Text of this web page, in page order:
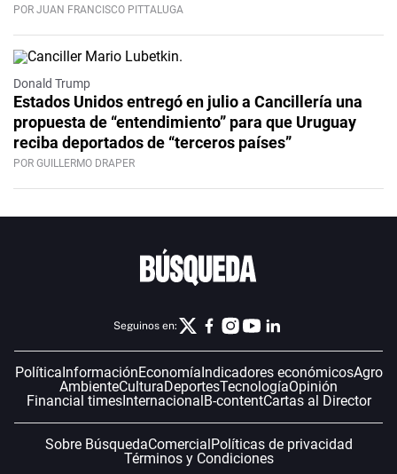
POR JUAN FRANCISCO PITTALUGA
Donald Trump
Estados Unidos entregó en julio a Cancillería una
propuesta de “entendimiento” para que Uruguay
reciba deportados de “terceros países”
POR GUILLERMO DRAPER
Seguinos en:
PolíticaInformaciónEconomíaIndicadores económicosAgro
AmbienteCulturaDeportesTecnologíaOpinión
Financial timesInternacionalB-contentCartas al Director
Sobre BúsquedaComercialPolíticas de privacidad
Términos y Condiciones